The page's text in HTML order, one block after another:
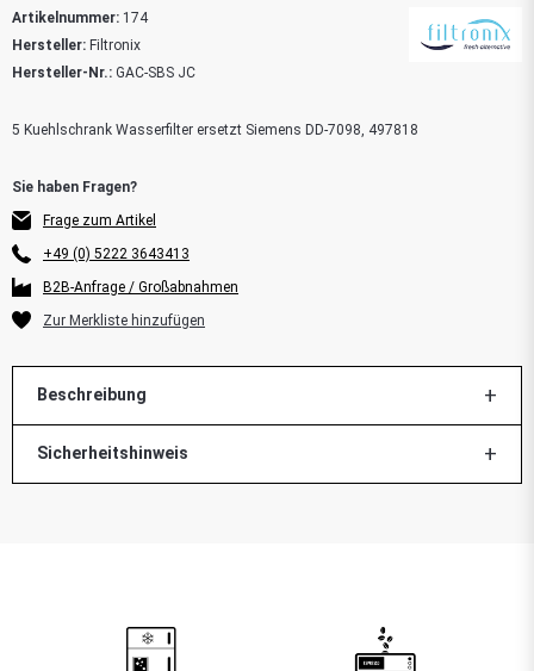
Artikelnummer: 174
Hersteller: Filtronix
Hersteller-Nr.: GAC-SBS JC
5 Kuehlschrank Wasserfilter ersetzt Siemens DD-7098, 497818
Frage zum Artikel
+49 (0) 5222 3643413
B2B-Anfrage / Großabnahmen
Beschreibung
Sicherheitshinweis